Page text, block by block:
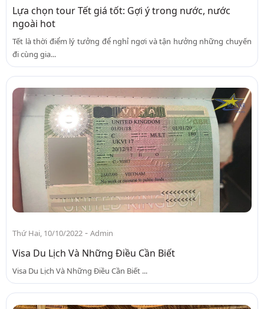
Lựa chọn tour Tết giá tốt: Gợi ý trong nước, nước
ngoài hot
Tết là thời điểm lý tưởng để nghỉ ngơi và tận hưởng những chuyến
đi cùng gia...
Thứ Hai, 10/10/2022 - Admin
Visa Du Lịch Và Những Điều Cần Biết
Visa Du Lịch Và Những Điều Cần Biết ...